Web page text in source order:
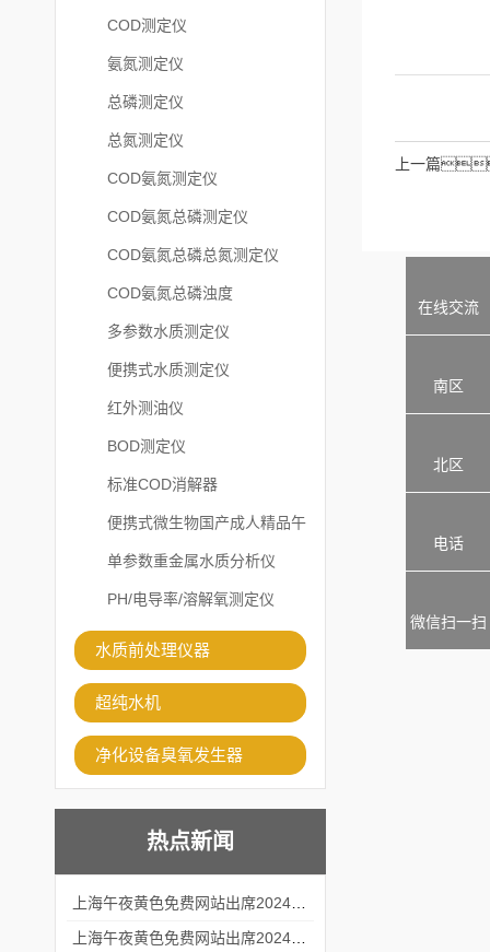
COD测定仪
氨氮测定仪
总磷测定仪
总氮测定仪
COD氨氮测定仪
COD氨氮总磷测定仪
COD氨氮总磷总氮测定仪
COD氨氮总磷浊度
多参数水质测定仪
便携式水质测定仪
红外测油仪
BOD测定仪
标准COD消解器
便携式微生物国产成人精品午
夜福利APP
单参数重金属水质分析仪
PH/电导率/溶解氧测定仪
水质前处理仪器
超纯水机
净化设备臭氧发生器
热点新闻
上一篇
在线交流
南区
北区
电话
微信扫一扫